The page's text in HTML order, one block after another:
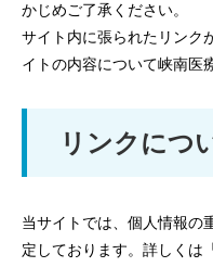
かじめご了承ください。
サイト内に張られたリンク
イトの内容について峡南医
リンクにつ
当サイトでは、個人情報の
定しております。詳しくは